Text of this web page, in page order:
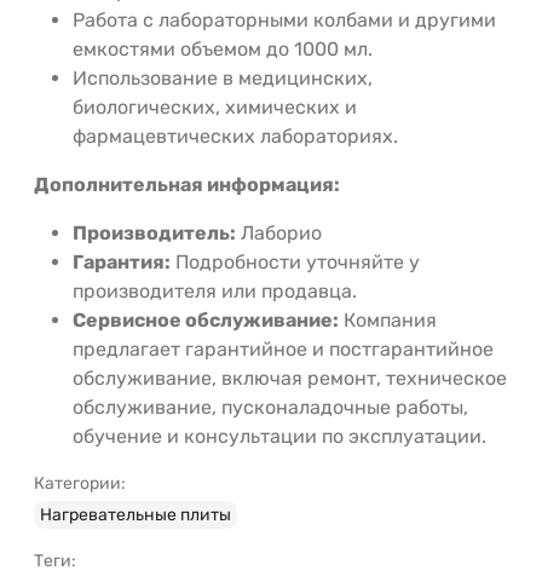
Работа с лабораторными колбами и другими
емкостями объемом до 1000 мл.
Использование в медицинских,
биологических, химических и
фармацевтических лабораториях.
Дополнительная информация:
Производитель: Лаборио
Гарантия: Подробности уточняйте у
производителя или продавца.
Сервисное обслуживание: Компания
предлагает гарантийное и постгарантийное
обслуживание, включая ремонт, техническое
обслуживание, пусконаладочные работы,
обучение и консультации по эксплуатации.
Категории:
Нагревательные плиты
Теги: